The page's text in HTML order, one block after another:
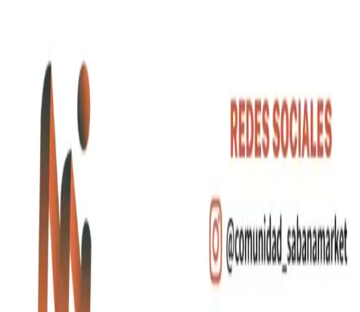
Contacto
Categorías
Artículos de Escritura
Bebidas
Bolsos y Morrales
Tecnología
Contacto
+(57) 310 556 6599
+(57) 310 683 5116